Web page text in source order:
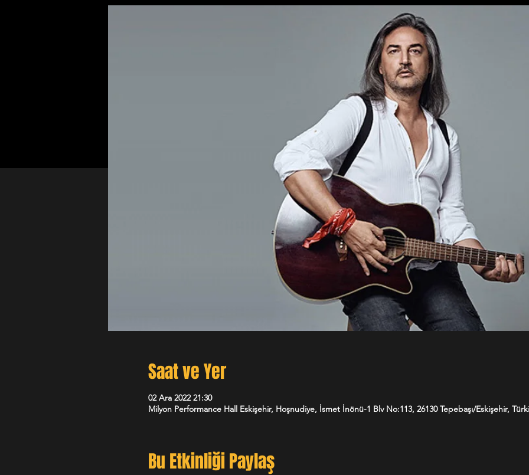
Saat ve Yer
02 Ara 2022 21:30
Milyon Performance Hall Eskişehir, Hoşnudiye, İsmet İnönü-1 Blv No:113, 26130 Tepebaşı/Eskişehir,
Bu Etkinliği Paylaş